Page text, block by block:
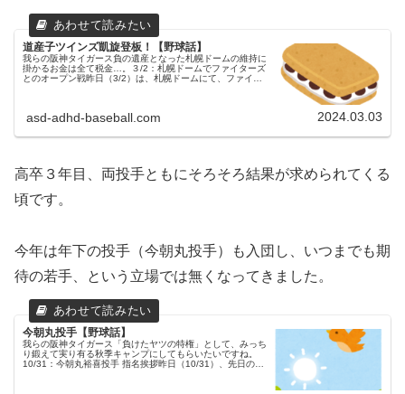
道産子ツインズ凱旋登板！【野球話】
我らの阪神タイガース負の遺産となった札幌ドームの維持に
掛かるお金は全て税金…。３/2：札幌ドームでファイターズ
とのオープン戦昨日（3/2）は、札幌ドームにて、ファイタ
asd-adhd-baseball.com 2024.03.03
高卒３年目、両投手ともにそろそろ結果が求められてくる
頃です。
今年は年下の投手（今朝丸投手）も入団し、いつまでも期
待の若手、という立場では無くなってきました。
今朝丸投手【野球話】
我らの阪神タイガース「負けたヤツの特権」として、みっち
り鍛えて実り有る秋季キャンプにしてもらいたいですね。
10/31：今朝丸裕喜投手 指名挨拶昨日（10/31）、先日のド